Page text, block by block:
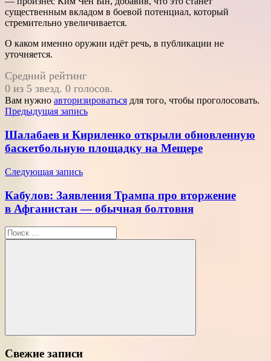
существенным вкладом в боевой потенциал, который
стремительно увеличивается.
О каком именно оружии идёт речь, в публикации не
уточняется.
Средний рейтинг
0 из 5 звезд. 0 голосов.
Вам нужно авторизироваться для того, чтобы проголосовать.
Навигация
по
записям
Предыдущая запись
Шалабаев и Кириленко открыли обновленную
баскетбольную площадку на Мещере
Следующая запись
Кабулов: Заявления Трампа про вторжение
в Афганистан — обычная болтовня
Поиск
для:
Поиск
Свежие записи